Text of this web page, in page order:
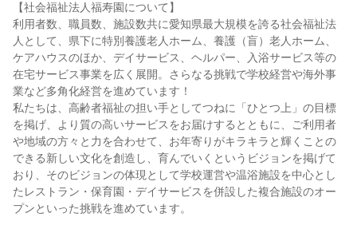
【社会福祉法人福寿園について】
利用者数、職員数、施設数共に愛知県最大規模を誇る社会福祉法
人として、県下に特別養護老人ホーム、養護（盲）老人ホーム、
ケアハウスのほか、デイサービス、ヘルパー、入浴サービス等の
在宅サービス事業を広く展開。さらなる挑戦で学校経営や海外事
業など多角化経営を進めています！
私たちは、高齢者福祉の担い手としてつねに「ひとつ上」の目標
を掲げ、より質の高いサービスをお届けするとともに、ご利用者
や地域の方々と力を合わせて、お年寄りがキラキラと輝くことの
できる新しい文化を創造し、育んでいくというビジョンを掲げて
おり、そのビジョンの体現として学校運営や温浴施設を中心とし
たレストラン・保育園・デイサービスを併設した複合施設のオー
プンといった挑戦を進めています。